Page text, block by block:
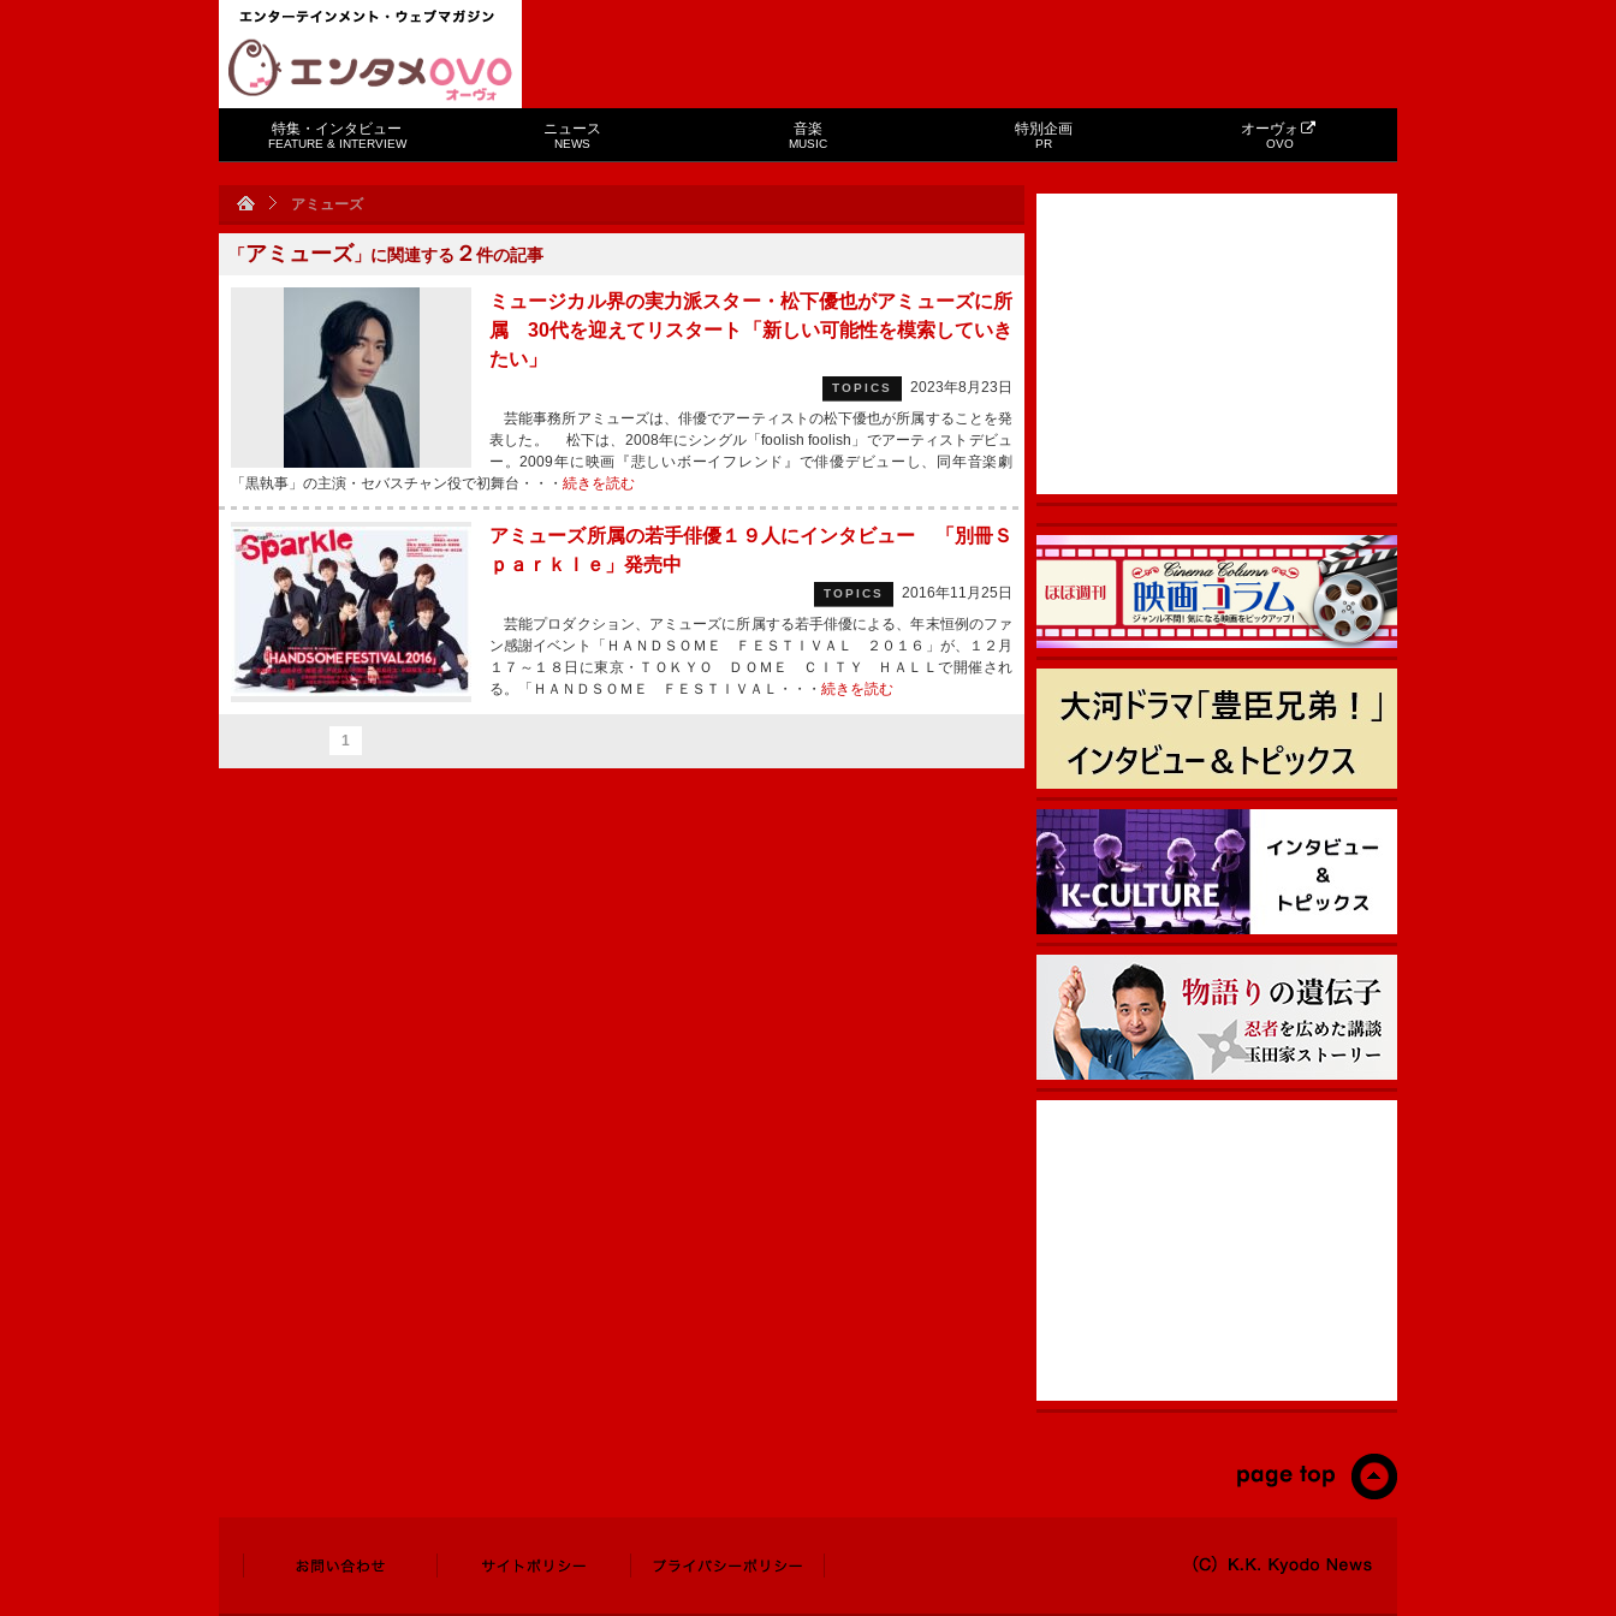
特集・インタビュー
FEATURE & INTERVIEW
ニュース
NEWS
音楽
MUSIC
特別企画
PR
オーヴォ
OVO
アミューズ
「アミューズ 」に関連する ２件の記事
ミュージカル界の実力派スター・松下優也がアミューズに所
属 30代を迎えてリスタート「新しい可能性を模索していき
たい」
TOPICS
2023年8月23日
芸能事務所アミューズは、俳優でアーティストの松下優也が所属することを発
表した。 松下は、2008年にシングル「foolish foolish」でアーティストデビュ
ー。2009年に映画『悲しいボーイフレンド』で俳優デビューし、同年音楽劇
「黒執事」の主演・セバスチャン役で初舞台・・・ 続きを読む
アミューズ所属の若手俳優１９人にインタビュー 「別冊Ｓ
ｐａｒｋｌｅ」発売中
TOPICS
2016年11月25日
芸能プロダクション、アミューズに所属する若手俳優による、年末恒例のファ
ン感謝イベント「ＨＡＮＤＳＯＭＥ ＦＥＳＴＩＶＡＬ ２０１６」が、１２月
１７～１８日に東京・ＴＯＫＹＯ ＤＯＭＥ ＣＩＴＹ ＨＡＬＬで開催され
る。「ＨＡＮＤＳＯＭＥ ＦＥＳＴＩＶＡＬ・・・ 続きを読む
1